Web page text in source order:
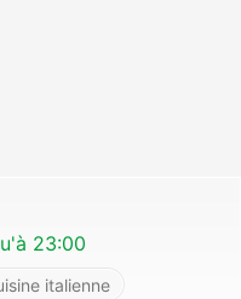
23:00
italienne